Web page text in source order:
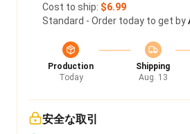
Cost to ship: $6.99
Standard - Order today to get by
Production
Today
Shipping
Aug. 13
安全な取引